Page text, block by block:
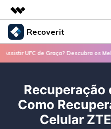
Produtos em destaque
Criatividade digital com IA
Negócios
Visão geral
Soluções
Sobre nós
Sala de imprensa
Recoverit
Recoverit para
Uma ferramenta líder
para Windows
Recursos
Recuperar arquivos de
Soluções
UFC de Graça? Descubra os
Recuperação
Como
Celular